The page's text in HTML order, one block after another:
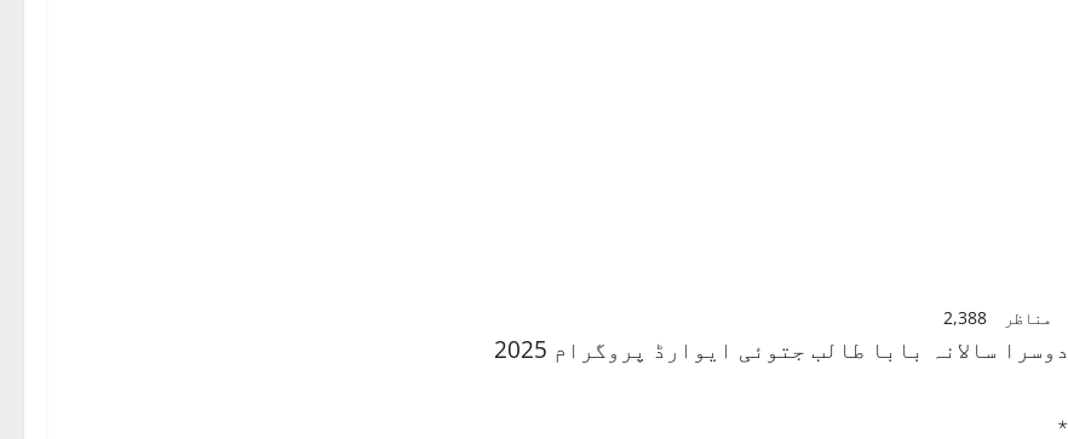
مناظر 2,388
دوسرا سالانہ بابا طالب جتوئی ایوارڈ پروگرام 2025
٭